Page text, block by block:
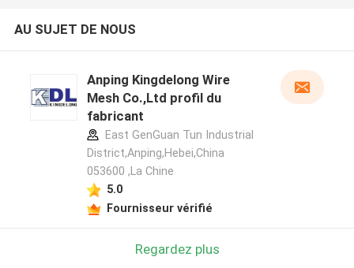
AU SUJET DE NOUS
Anping Kingdelong Wire
Mesh Co.,Ltd profil du
fabricant
East GenGuan Tun Industrial
District,Anping,Hebei,China
053600 ,La Chine
5.0
Fournisseur vérifié
Regardez plus